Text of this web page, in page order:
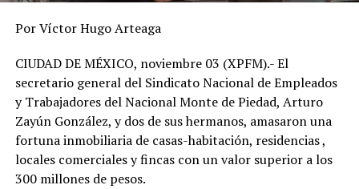
Por Víctor Hugo Arteaga
CIUDAD DE MÉXICO, noviembre 03 (XPFM).- El
secretario general del Sindicato Nacional de Empleados
y Trabajadores del Nacional Monte de Piedad, Arturo
Zayún González, y dos de sus hermanos, amasaron una
fortuna inmobiliaria de casas-habitación, residencias ,
locales comerciales y fincas con un valor superior a los
300 millones de pesos.